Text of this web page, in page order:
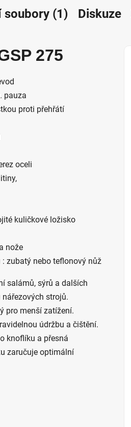
soubory (1) Diskuze
275
pauza
proti přehřátí
oceli
kuličkové ložisko
nože
zubatý nebo teflonový nůž
salámů, sýrů a dalších
strojů.
pro menší zatížení.
údržbu a čištění.
knoflíku a přesná
zaručuje optimální